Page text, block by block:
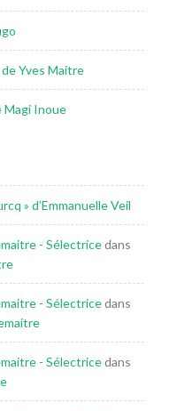
Yves Maitre
Magi Inoue
» d’Emmanuelle Veil
- Sélectricedans
- Sélectricedans
- Sélectricedans